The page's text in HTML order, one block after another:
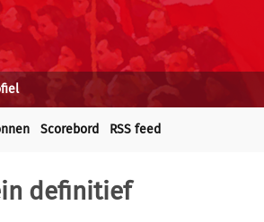
Scorebord RSS feed
definitief